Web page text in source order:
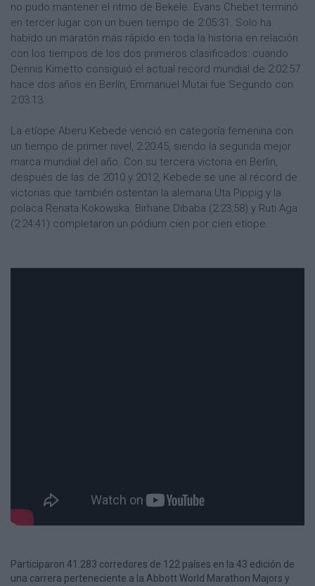
no pudo mantener el ritmo de Bekele. Evans Chebet terminó
en tercer lugar con un buen tiempo de 2:05:31. Solo ha
habido un maratón más rápido en toda la historia en relación
con los tiempos de los dos primeros clasificados: cuando
Dennis Kimetto consiguió el actual record mundial de 2:02:57
hace dos años en Berlín, Emmanuel Mutai fue Segundo con
2:03:13.
La etíope Aberu Kebede venció en categoría femenina con
un tiempo de primer nivel, 2:20:45, siendo la segunda mejor
marca mundial del año. Con su tercera victoria en Berlin,
después de las de 2010 y 2012, Kebede se une al récord de
victorias que también ostentan la alemana Uta Pippig y la
polaca Renata Kokowska. Birhane Dibaba (2:23:58) y Ruti Aga
(2:24:41) completaron un pódium cien por cien etíope.
Participaron 41.283 corredores de 122 países en la 43 edición de
una carrera perteneciente a la Abbott World Marathon Majors y